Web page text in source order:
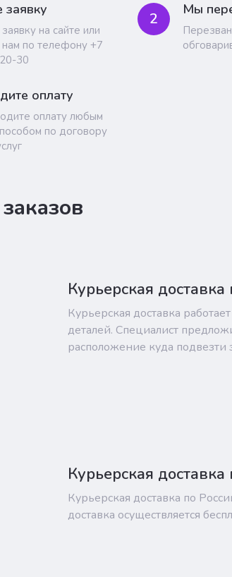
заявку
на сайте или
нам по телефону +7
30
2 Мы
оплату
оплату любым
по договору
Курьерская
Курьерская доставка
деталей. Специалист
расположение куда подвезти
Курьерская
Курьерская доставка по
доставка осуществляется